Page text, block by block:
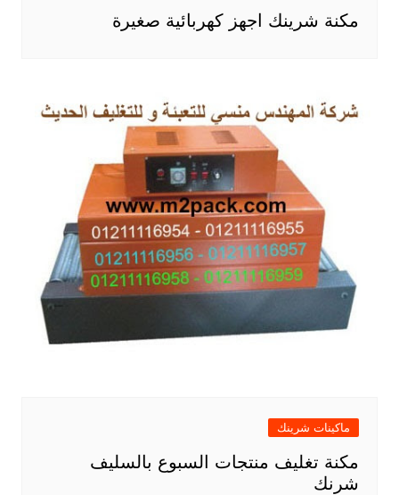
مكنة شرينك اجهز كهربائية صغيرة
ماكينات شرينك
مكنة تغليف منتجات السبوع بالسليف
شرنك